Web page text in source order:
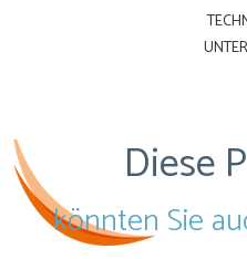
Diese
könnten Sie